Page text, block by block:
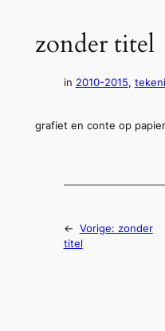
zonder titel
in 2010-2015,
grafiet en conte op
← Vorige: zonder
titel